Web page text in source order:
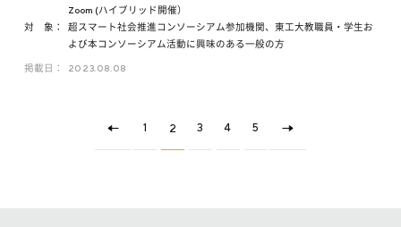
Zoom (ハイブリッド開催）
対 象：
超スマート社会推進コンソーシアム参加機関、東工大教職員・学生お
よび本コンソーシアム活動に興味のある一般の方
掲載日： 2023.08.08
1 2 3 4 5